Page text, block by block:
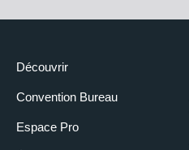
Découvrir
Convention Bureau
Espace Pro